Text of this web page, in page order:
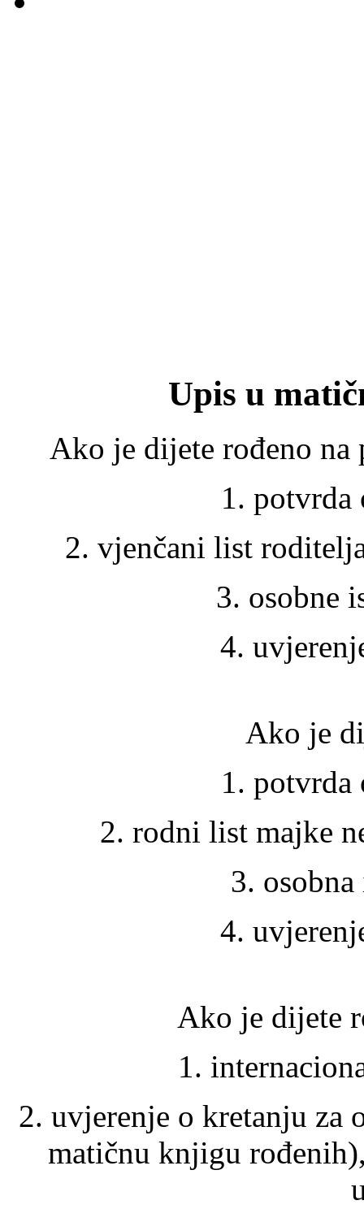
Upis u
Ako je dijete rođeno
1. potvrda
2. vjenčani list
3. osobne
4.
Ako je
1. potvrda
2. rodni list majke
3.
4.
Ako je dijete
1.
2. uvjerenje o kretanju za
matičnu knjigu